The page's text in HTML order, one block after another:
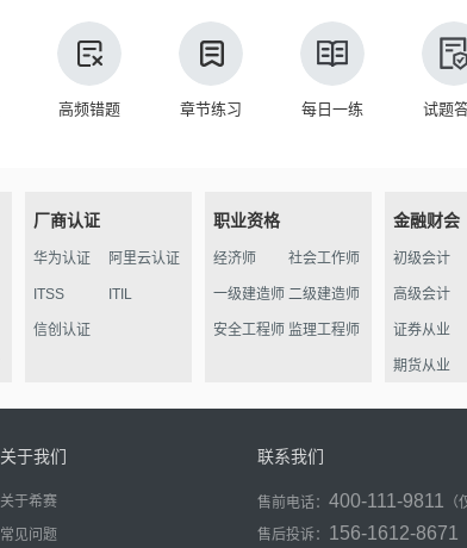
高频错题 章节练习 每日一练 试题
厂商认证
华为认证 阿里云认证
ITSS ITIL
信创认证
职业资格
经济师 社会工作师
一级建造师 二级建造师
安全工程师 监理工程师
金融财会
初级会计
高级会计
证券从业
期货从业
关于我们
关于希赛
常见问题
联系我们
售前电话： 400-111-9811
售后投诉： 156-1612-8671